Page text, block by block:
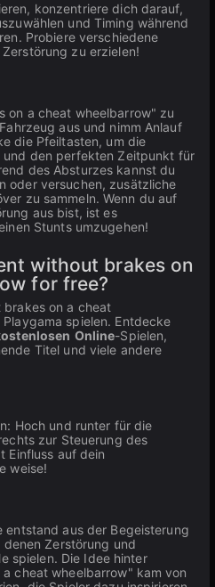
konzentriere dich darauf,
und Timing während
Probiere verschiedene
zu erzielen!
on a cheat wheelbarrow" zu
aus und nimm Anlauf
die Pfeiltasten, um die
und den perfekten Zeitpunkt für
des Absturzes kannst du
oder versuchen, zusätzliche
zu sammeln. Wenn du auf
aus bist, ist es
Stunts umzugehen!
without brakes on
for free?
brakes on a cheat
spielen. Entdecke
Online-Spielen,
Titel und viele andere
Hoch und runter für die
zur Steuerung des
Einfluss auf dein
weise!
entstand aus der Begeisterung
Zerstörung und
spielen. Die Idee hinter
cheat wheelbarrow" kam von